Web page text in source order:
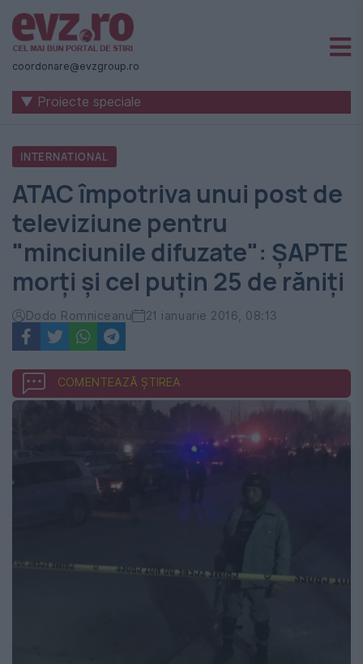
Știri
naționale
internaționale
România
-
Evenimentul
Zilei
coordonare@evzgroup.ro
▼ Proiecte speciale
INTERNATIONAL
ATAC împotriva unui post de
televiziune pentru
"minciunile difuzate": ŞAPTE
morți şi cel puţin 25 de răniţi
Dodo Romniceanu 21 ianuarie 2016, 08:13
COMENTEAZĂ ȘTIREA